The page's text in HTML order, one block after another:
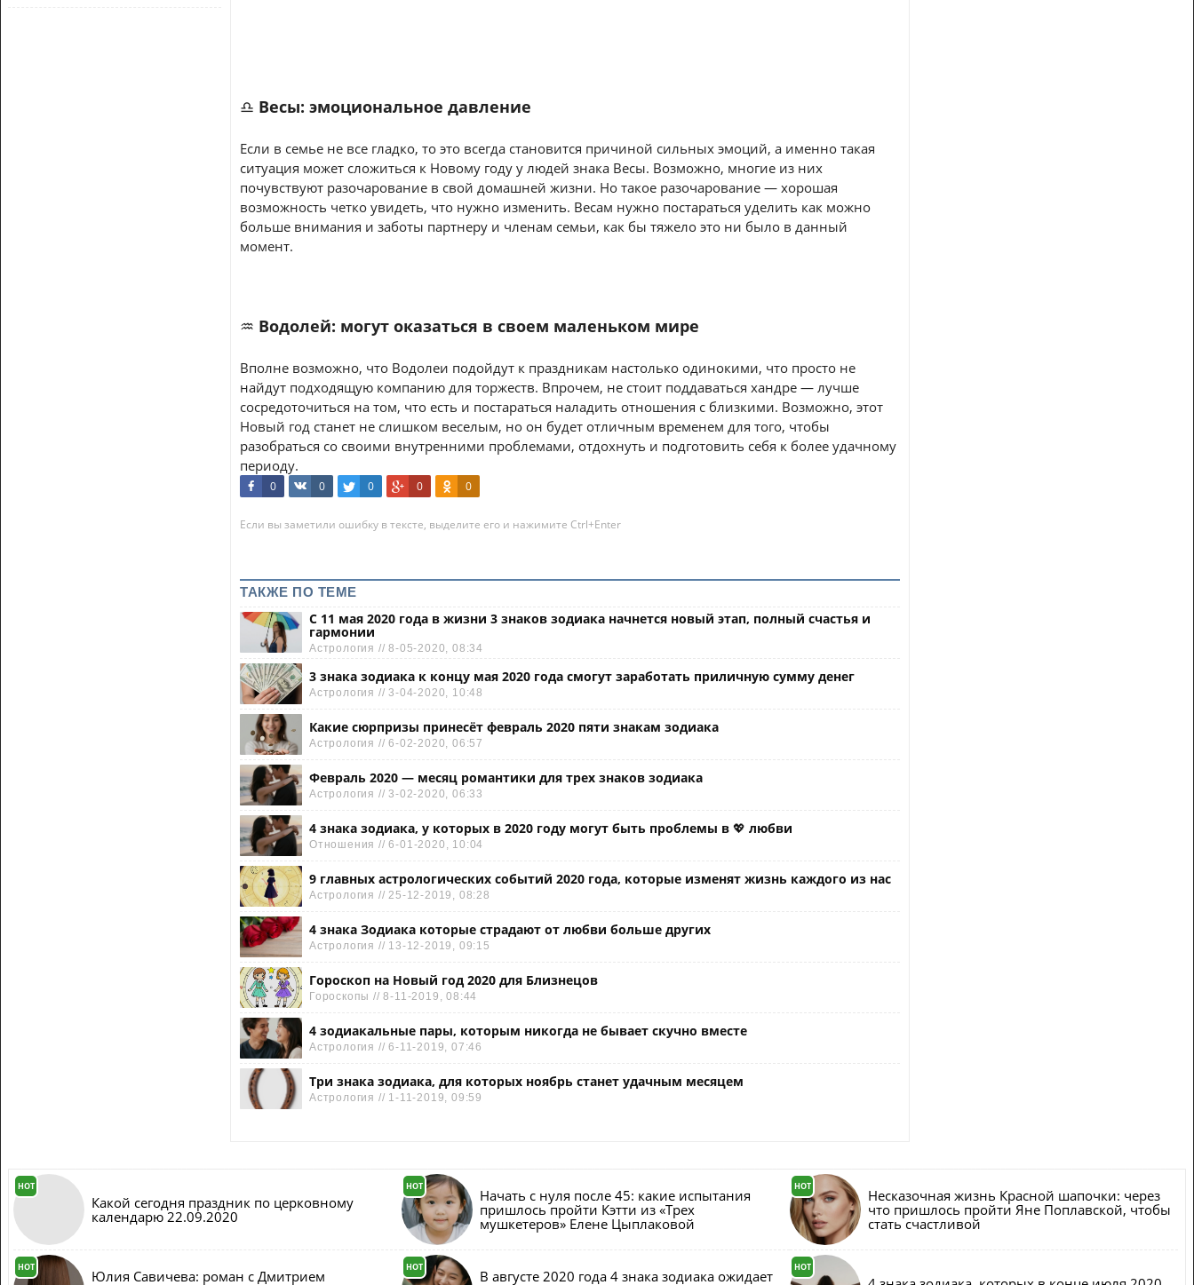
♎ Весы: эмоциональное давление
Если в семье не все гладко, то это всегда становится причиной сильных эмоций, а именно такая
ситуация может сложиться к Новому году у людей знака Весы. Возможно, многие из них
почувствуют разочарование в свой домашней жизни. Но такое разочарование — хорошая
возможность четко увидеть, что нужно изменить. Весам нужно постараться уделить как можно
больше внимания и заботы партнеру и членам семьи, как бы тяжело это ни было в данный
момент.
♒ Водолей: могут оказаться в своем маленьком мире
Вполне возможно, что Водолеи подойдут к праздникам настолько одинокими, что просто не
найдут подходящую компанию для торжеств. Впрочем, не стоит поддаваться хандре — лучше
сосредоточиться на том, что есть и постараться наладить отношения с близкими. Возможно, этот
Новый год станет не слишком веселым, но он будет отличным временем для того, чтобы
разобраться со своими внутренними проблемами, отдохнуть и подготовить себя к более удачному
периоду.
0 0 0 0 0
Если вы заметили ошибку в тексте, выделите его и нажимите Ctrl+Enter
ТАКЖЕ ПО ТЕМЕ
С 11 мая 2020 года в жизни 3 знаков зодиака начнется новый этап, полный счастья и
гармонии
Астрология // 8-05-2020, 08:34
3 знака зодиака к концу мая 2020 года смогут заработать приличную сумму денег
Астрология // 3-04-2020, 10:48
Какие сюрпризы принесёт февраль 2020 пяти знакам зодиака
Астрология // 6-02-2020, 06:57
Февраль 2020 — месяц романтики для трех знаков зодиака
Астрология // 3-02-2020, 06:33
4 знака зодиака, у которых в 2020 году могут быть проблемы в 💖 любви
Отношения // 6-01-2020, 10:04
9 главных астрологических событий 2020 года, которые изменят жизнь каждого из нас
Астрология // 25-12-2019, 08:28
4 знака Зодиака которые страдают от любви больше других
Астрология // 13-12-2019, 09:15
Гороскоп на Новый год 2020 для Близнецов
Гороскопы // 8-11-2019, 08:44
4 зодиакальные пары, которым никогда не бывает скучно вместе
Астрология // 6-11-2019, 07:46
Три знака зодиака, для которых ноябрь станет удачным месяцем
Астрология // 1-11-2019, 09:59
HOT
Какой сегодня праздник по церковному
календарю 22.09.2020
HOT
Начать с нуля после 45: какие испытания
пришлось пройти Кэтти из «Трех
мушкетеров» Елене Цыплаковой
HOT
Несказочная жизнь Красной шапочки: через
что пришлось пройти Яне Поплавской, чтобы
стать счастливой
HOT
Юлия Савичева: роман с Дмитрием
HOT
В августе 2020 года 4 знака зодиака ожидает
HOT